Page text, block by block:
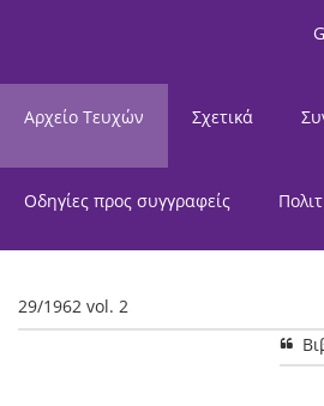
Αρχείο Τευχών Σχετικά
Οδηγίες προς συγγραφείς
29/1962 vol. 2